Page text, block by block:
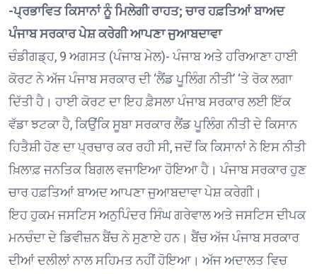
-ਪ੍ਰਭਾਵਿਤ ਕਿਸਾਨਾਂ ਨੂੰ ਮਿਲੇਗੀ ਰਾਹਤ; ਚਾਰ ਹਫ਼ਤਿਆਂ ਬਾਅਦ
ਪੰਜਾਬ ਸਰਕਾਰ ਪੇਸ਼ ਕਰੇਗੀ ਆਪਣਾ ਜੁਆਬਦਾਵਾ
ਚੰਡੀਗਡ੍ਹ, 9 ਅਗਸਤ (ਪੰਜਾਬ ਮੇਲ)- ਪੰਜਾਬ ਅਤੇ ਹਰਿਆਣਾ ਹਾਈ
ਕੋਰਟ ਨੇ ਅੱਜ ਪੰਜਾਬ ਸਰਕਾਰ ਦੀ ‘ਲੈਂਡ ਪੂਲਿੰਗ ਨੀਤੀ’ ‘ਤੇ ਰੋਕ ਲਗਾ
ਦਿੱਤੀ ਹੈ। ਹਾਈ ਕੋਰਟ ਦਾ ਇਹ ਫ਼ੈਸਲਾ ਪੰਜਾਬ ਸਰਕਾਰ ਲਈ ਇੱਕ
ਵੱਡਾ ਝਟਕਾ ਹੈ, ਕਿਉਂਕਿ ਸੂਬਾ ਸਰਕਾਰ ਲੈਂਡ ਪੂਲਿੰਗ ਨੀਤੀ ਦੇ ਕਿਸਾਨ
ਹਿਤੈਸ਼ੀ ਹੋਣ ਦਾ ਪ੍ਰਚਾਰ ਕਰ ਰਹੀ ਸੀ, ਜਦੋਂ ਕਿ ਕਿਸਾਨਾਂ ਨੇ ਇਸ ਨੀਤੀ
ਖ਼ਿਲਾਫ਼ ਜਨਤਿਕ ਬਿਗਲ ਵਜਾਇਆ ਹੋਇਆ ਹੈ। ਪੰਜਾਬ ਸਰਕਾਰ ਹੁਣ
ਚਾਰ ਹਫ਼ਤਿਆਂ ਬਾਅਦ ਆਪਣਾ ਜੁਆਬਦਾਵਾ ਪੇਸ਼ ਕਰੇਗੀ।
ਇਹ ਹੁਕਮ ਜਸਟਿਸ ਅਨੁਪਿੰਦਰ ਸਿੰਘ ਗਰੇਵਾਲ ਅਤੇ ਜਸਟਿਸ ਦੀਪਕ
ਮਨਚੰਦਾ ਦੇ ਡਿਵੀਜ਼ਨ ਬੈਂਚ ਨੇ ਸੁਣਾਏ ਹਨ। ਬੈਂਚ ਅੱਜ ਪੰਜਾਬ ਸਰਕਾਰ
ਦੀਆਂ ਦਲੀਲਾਂ ਨਾਲ ਸਹਿਮਤ ਨਹੀਂ ਹੋਇਆ। ਅੱਜ ਅਦਾਲਤ ਵਿਚ